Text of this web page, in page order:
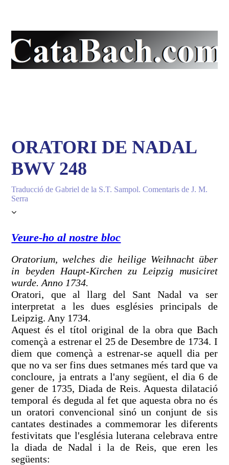
ORATORI DE NADAL
BWV 248
Traducció de Gabriel de la S.T. Sampol. Comentaris de J. M.
Serra
Veure-ho al nostre bloc
Oratorium, welches die heilige Weihnacht über
in beyden Haupt-Kirchen zu Leipzig musiciret
wurde. Anno 1734.
Oratori, que al llarg del Sant Nadal va ser
interpretat a les dues esglésies principals de
Leipzig. Any 1734.
Aquest és el títol original de la obra que Bach
començà a estrenar el 25 de Desembre de 1734. I
diem que començà a estrenar-se aquell dia per
que no va ser fins dues setmanes més tard que va
concloure, ja entrats a l'any següent, el dia 6 de
gener de 1735, Diada de Reis. Aquesta dilatació
temporal és deguda al fet que aquesta obra no és
un oratori convencional sinó un conjunt de sis
cantates destinades a commemorar les diferents
festivitats que l'església luterana celebrava entre
la diada de Nadal i la de Reis, que eren les
següents: